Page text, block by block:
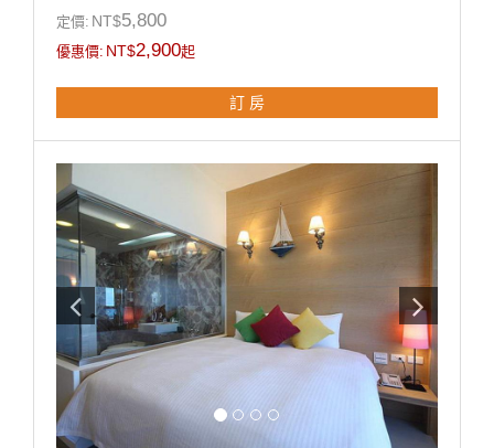
◎寬廣平面停車場。
包 / 咖啡包 / 礦泉水 / 舒適乾淨羽毛被品。
定價: NT$5,800
優惠價: NT$2,900起
訂 房